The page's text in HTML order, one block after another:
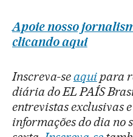
Apoie nosso
clicando aqui
Inscreva-seaquipara
diária do EL PAÍS
entrevistas exclusivas
informações do dia no